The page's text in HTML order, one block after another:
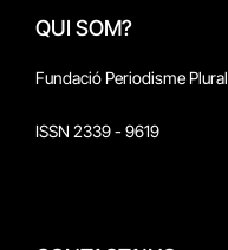
QUI SOM?
Fundació Periodisme Plural
ISSN 2339 - 9619